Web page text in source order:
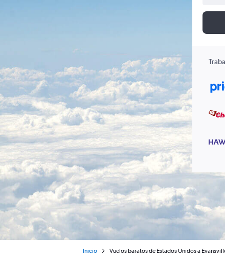
Inicio Vuelos baratos de Estados Unidos a